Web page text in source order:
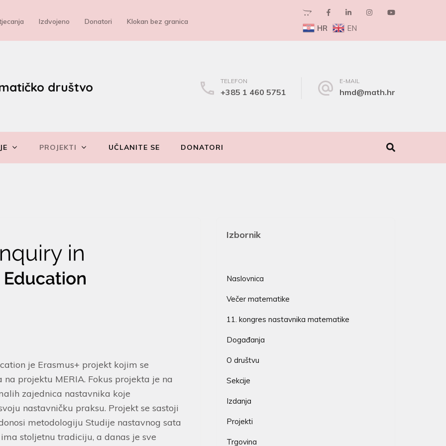
Izdvojeno Donatori Klokan bez granica
HR EN
društvo TELEFON
+385 1 460 5751
E-MAIL
hmd@math.hr
PROJEKTI UČLANITE SE DONATORI
je Erasmus+ projekt kojim se
projektu MERIA. Fokus projekta je na
zajednica nastavnika koje
nastavničku praksu. Projekt se sastoji
metodologiju Studije nastavnog sata
stoljetnu tradiciju, a danas je sve
Izbornik
Naslovnica
Večer matematike
11. kongres nastavnika matematike
Događanja
O društvu
Sekcije
Izdanja
Projekti
Trgovina